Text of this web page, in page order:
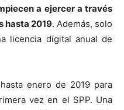
a ejercer a través
hasta 2019. Además, solo
licencia digital anual de
enero de 2019 para
vez en el SPP. Una